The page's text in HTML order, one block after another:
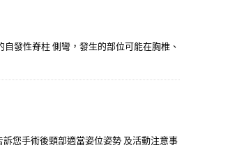
發性脊柱 側彎，發生的部位可能在胸椎、
您手術後頸部適當姿位姿勢 及活動注意事